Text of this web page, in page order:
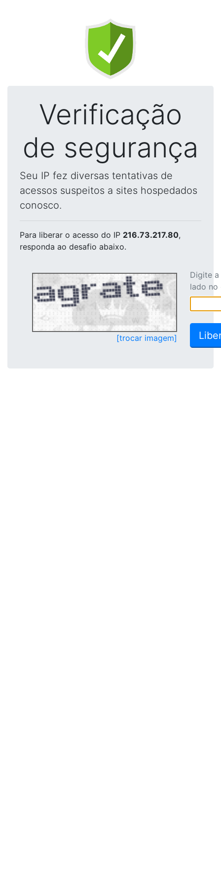
Verificação
de segurança
Seu IP fez diversas tentativas de
acessos suspeitos a sites hospedados
conosco.
Para liberar o acesso do IP 216.73.217.80,
responda ao desafio abaixo.
[trocar imagem]
Digite
lado no